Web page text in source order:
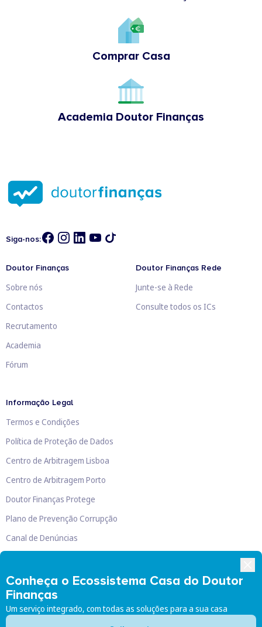
Comprar Casa
Academia Doutor Finanças
Conheça o Ecossistema Casa do Doutor
Finanças
Um serviço integrado, com todas as soluções para a sua casa
Siga-nos:
Doutor Finanças
Sobre nós
Contactos
Recrutamento
Academia
Fórum
Doutor Finanças Rede
Junte-se à Rede
Consulte todos os ICs
Informação Legal
Termos e Condições
Política de Proteção de Dados
Centro de Arbitragem Lisboa
Centro de Arbitragem Porto
Doutor Finanças Protege
Plano de Prevenção Corrupção
Canal de Denúncias
Doutor Finanças, Lda